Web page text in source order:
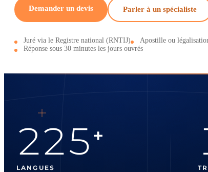
Demander un devis Parler à un spécialiste
Juré via le Registre national (RNTIJ)
Apostille ou
Réponse sous 30 minutes les jours ouvrés
225 +
LANGUES